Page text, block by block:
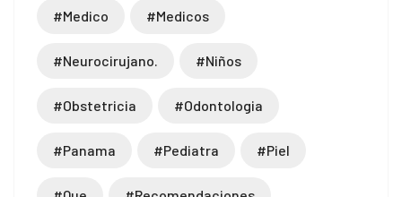
#medico #medicos
#neurocirujano. #niños
#obstetricia #odontologia
#panama #pediatra #piel